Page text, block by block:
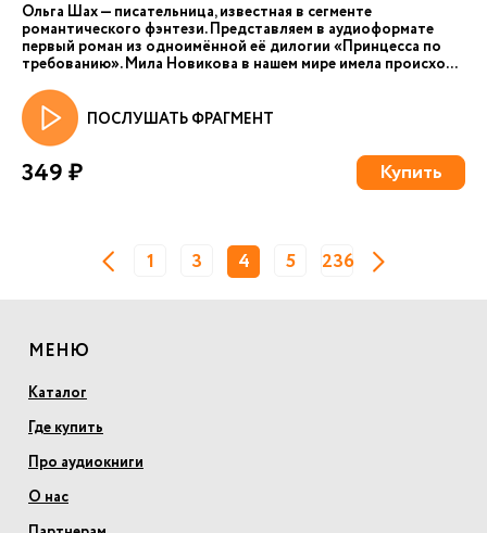
Ольга Шах — писательница, известная в сегменте
романтического фэнтези. Представляем в аудиоформате
первый роман из одноимённой её дилогии «Принцесса по
требованию». Мила Новикова в нашем мире имела происхо...
ПОСЛУШАТЬ ФРАГМЕНТ
349 ₽ Купить
1 3 4 5 236
МЕНЮ
Каталог
Где купить
Про аудиокниги
О нас